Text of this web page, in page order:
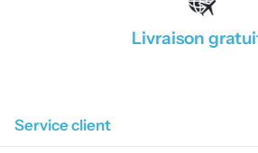
Livraison
Service client